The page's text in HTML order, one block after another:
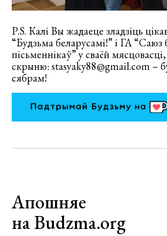
P.S. Калі Вы жадаеце зладзіць
“Будзьма беларусамі!” і ГА “Саюз
пісьменнікаў” у сваёй
скрыню: stasyaky88@gmail.com –
сябрам!
Апошняе
на Budzma.org